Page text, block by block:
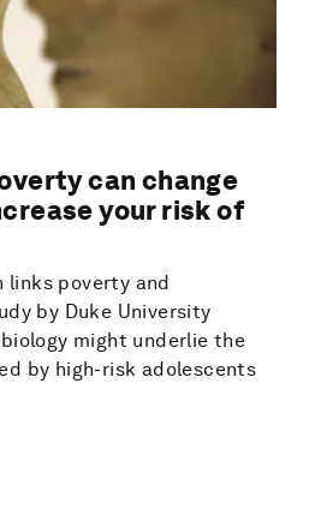
can change
your risk of
links poverty and
by Duke University
might underlie the
by high-risk adolescents